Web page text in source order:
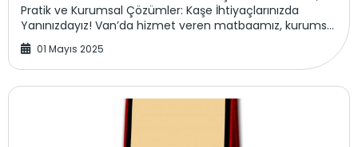
Pratik ve Kurumsal Çözümler: Kaşe İhtiyaçlarınızda
Yanınızdayız! Van’da hizmet veren matbaamız, kurumsal
firmalardan bireysel kullanıcılara kadar...
01 Mayıs 2025